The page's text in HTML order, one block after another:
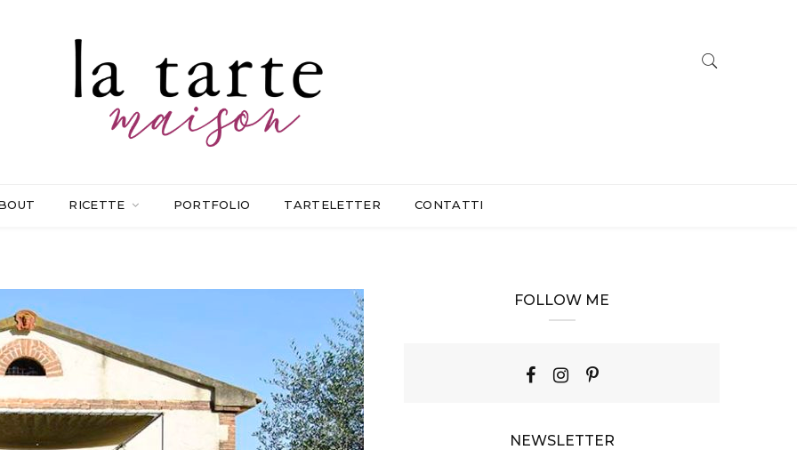
RICETTE PORTFOLIO TARTELETTER CONTATTI
FOLLOW ME
NEWSLETTER